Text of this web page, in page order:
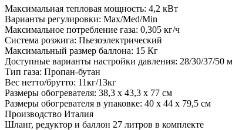
Максимальная тепловая мощность: 4,2 кВт
Варианты регулировки: Max/Med/Min
Максимальное потребление газа: 0,305 кг/ч
Система розжига: Пьезоэлектрический
Максимальный размер баллона: 15 Кг
Доступные варианты настройки давления: 28/30/37/50
Тип газа: Пропан-бутан
Вес нетто/брутто: 11кг/13кг
Размеры обогревателя: 38,3 х 43,3 х 77 см
Размеры обогревателя в упаковке: 40 х 44 х 79,5 см
Производство Италия
Шланг, редуктор и баллон 27 литров в комплекте